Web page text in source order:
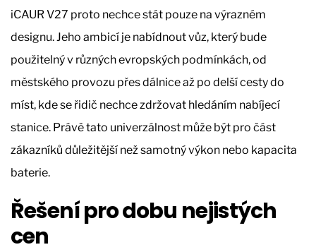
iCAUR V27 proto nechce stát pouze na výrazném
designu. Jeho ambicí je nabídnout vůz, který bude
použitelný v různých evropských podmínkách, od
městského provozu přes dálnice až po delší cesty do
míst, kde se řidič nechce zdržovat hledáním nabíjecí
stanice. Právě tato univerzálnost může být pro část
zákazníků důležitější než samotný výkon nebo kapacita
baterie.
Řešení pro dobu nejistých
cen